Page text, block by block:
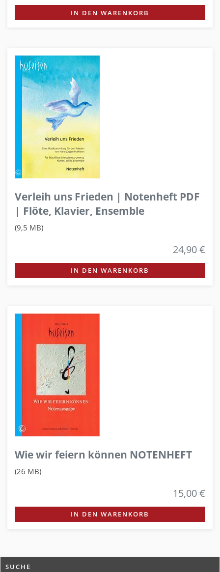
IN DEN WARENKORB
Verleih uns Frieden | Notenheft PDF
| Flöte, Klavier, Ensemble
(9,5 MB)
24,90 €
IN DEN WARENKORB
Wie wir feiern können NOTENHEFT
(26 MB)
15,00 €
IN DEN WARENKORB
SUCHE